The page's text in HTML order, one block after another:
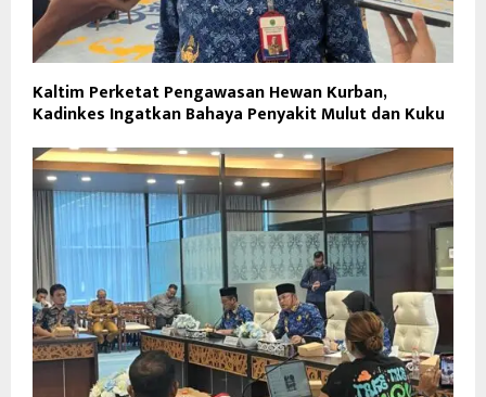
Kaltim Perketat Pengawasan Hewan Kurban,
Kadinkes Ingatkan Bahaya Penyakit Mulut dan Kuku